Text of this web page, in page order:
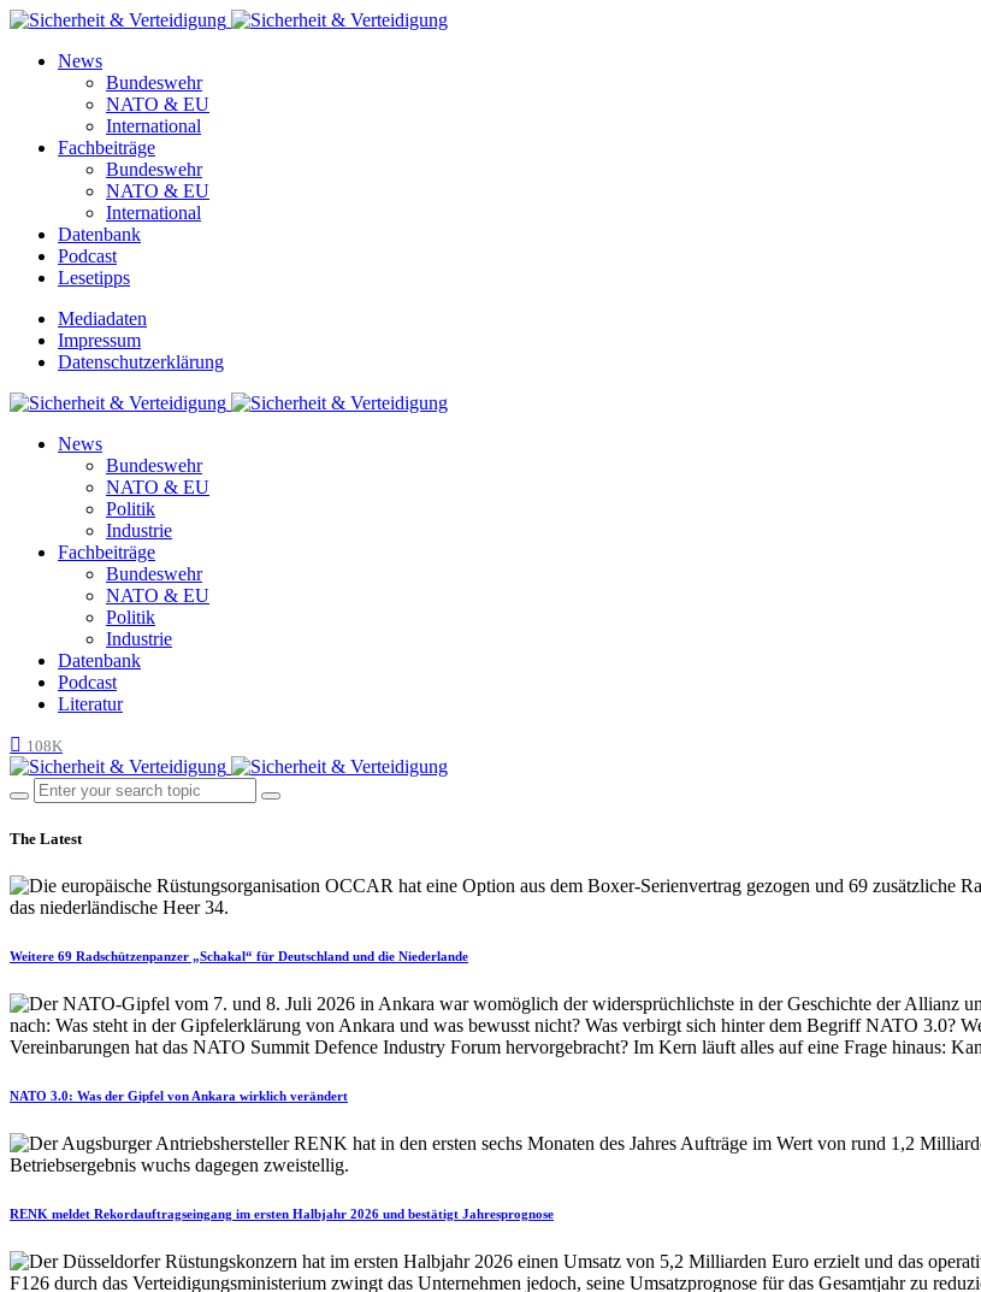
News
Bundeswehr
NATO & EU
International
Fachbeiträge
Bundeswehr
NATO & EU
International
Datenbank
Podcast
Lesetipps
Mediadaten
Impressum
Datenschutzerklärung
News
Bundeswehr
NATO & EU
Politik
Industrie
Fachbeiträge
Bundeswehr
NATO & EU
Politik
Industrie
Datenbank
Podcast
Literatur
108K
The Latest
Weitere 69 Radschützenpanzer „Schakal“ für Deutschland und die Niederlande
NATO 3.0: Was der Gipfel von Ankara wirklich verändert
RENK meldet Rekordauftragseingang im ersten Halbjahr 2026 und bestätigt Jahresprognose